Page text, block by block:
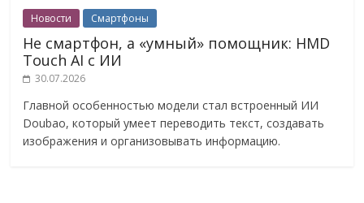
Новости Смартфоны
Не смартфон, а «умный» помощник: HMD
Touch AI с ИИ
30.07.2026
Главной особенностью модели стал встроенный ИИ
Doubao, который умеет переводить текст, создавать
изображения и организовывать информацию.